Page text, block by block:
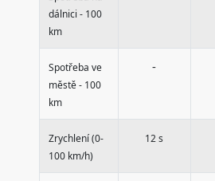
dálnici - 100
km
Spotřeba ve
městě - 100
km
-
Zrychlení (0-
100 km/h)
12 s